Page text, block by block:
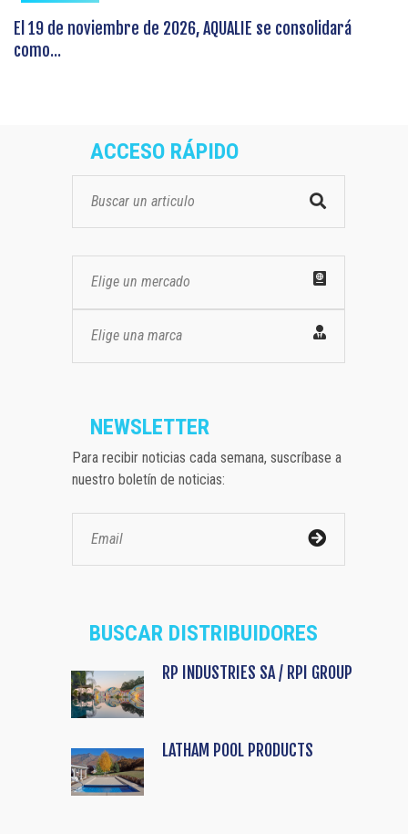
El 19 de noviembre de 2026, AQUALIE se consolidará
como...
ACCESO RÁPIDO
Elige un mercado
Elige una marca
NEWSLETTER
Para recibir noticias cada semana, suscríbase a
nuestro boletín de noticias:
BUSCAR DISTRIBUIDORES
RP INDUSTRIES SA / RPI GROUP
LATHAM POOL PRODUCTS